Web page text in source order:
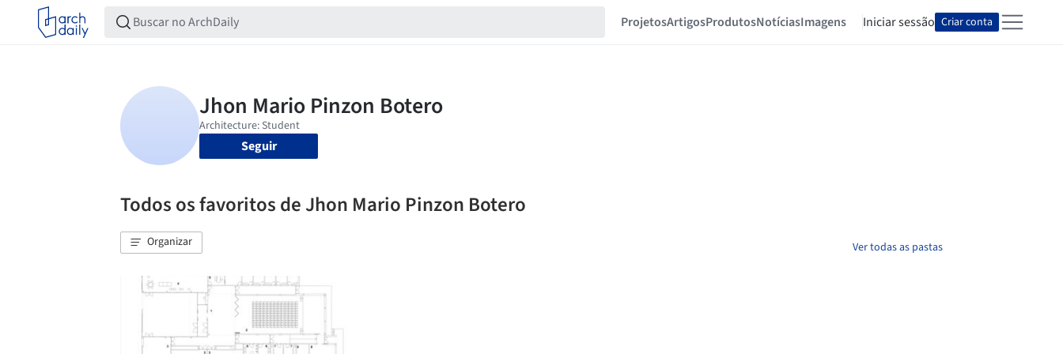
ProjetosArtigosProdutosNotíciasImagens Iniciar sessão Criar conta
Seguir
Todos os favoritos de Jhon Mario Pinzon Botero
Organizar Ver todas as pastas